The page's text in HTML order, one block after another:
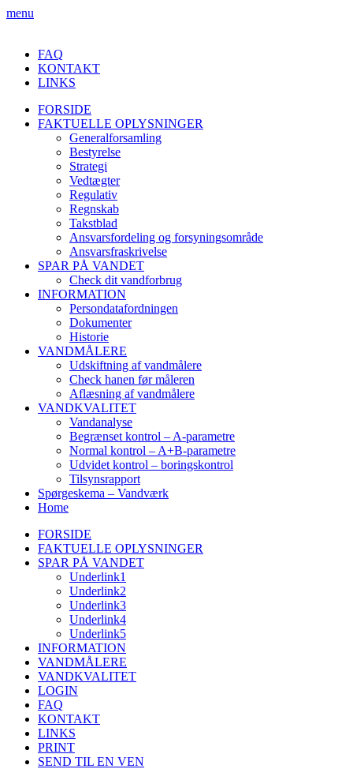
menu
FAQ
KONTAKT
LINKS
FORSIDE
FAKTUELLE OPLYSNINGER
Generalforsamling
Bestyrelse
Strategi
Vedtægter
Regulativ
Regnskab
Takstblad
Ansvarsfordeling og forsyningsområde
Ansvarsfraskrivelse
SPAR PÅ VANDET
Check dit vandforbrug
INFORMATION
Persondatafordningen
Dokumenter
Historie
VANDMÅLERE
Udskiftning af vandmålere
Check hanen før måleren
Aflæsning af vandmålere
VANDKVALITET
Vandanalyse
Begrænset kontrol – A-parametre
Normal kontrol – A+B-parametre
Udvidet kontrol – boringskontrol
Tilsynsrapport
Spørgeskema – Vandværk
Home
FORSIDE
FAKTUELLE OPLYSNINGER
SPAR PÅ VANDET
Underlink1
Underlink2
Underlink3
Underlink4
Underlink5
INFORMATION
VANDMÅLERE
VANDKVALITET
LOGIN
FAQ
KONTAKT
LINKS
PRINT
SEND TIL EN VEN